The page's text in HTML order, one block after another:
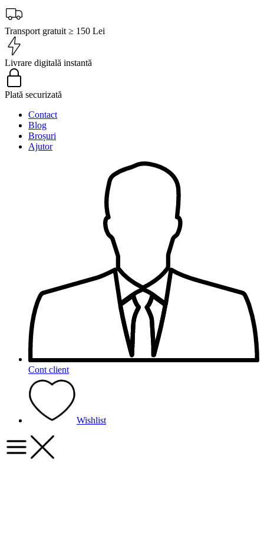
Transport gratuit ≥ 150 Lei
Livrare digitală instantă
Plată securizată
Contact
Blog
Broșuri
Ajutor
Cont client
Wishlist